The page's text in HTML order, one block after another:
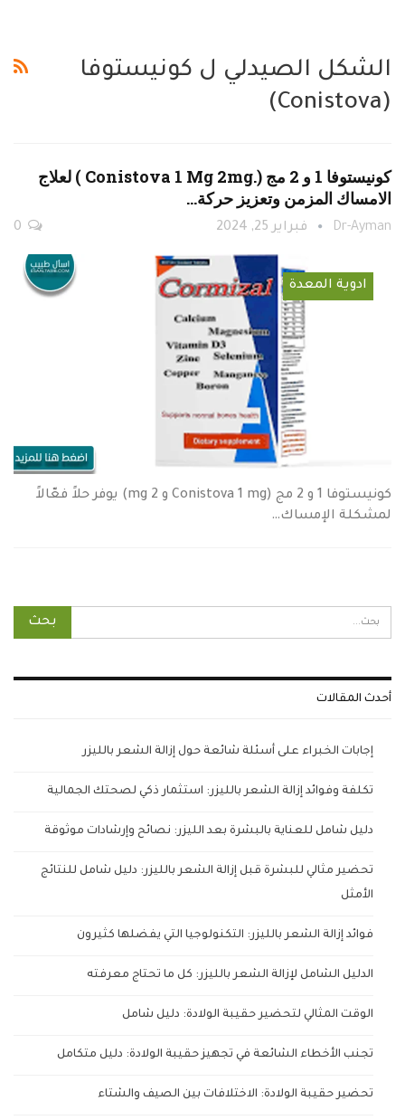
الشكل الصيدلي ل كونيستوفا
(Conistova)
كونيستوفا 1 و 2 مج (.Conistova 1 Mg 2mg ) لعلاج
الامساك المزمن وتعزيز حركة…
Dr-Ayman فبراير 25, 2024
ادوية المعدة
كونيستوفا 1 و 2 مج (Conistova 1 mg و 2 mg) يوفر حلاً فعّالاً
لمشكلة الإمساك…
أحدث المقالات
إجابات الخبراء على أسئلة شائعة حول إزالة الشعر بالليزر
تكلفة وفوائد إزالة الشعر بالليزر: استثمار ذكي لصحتك الجمالية
دليل شامل للعناية بالبشرة بعد الليزر: نصائح وإرشادات موثوقة
تحضير مثالي للبشرة قبل إزالة الشعر بالليزر: دليل شامل للنتائج
الأمثل
فوائد إزالة الشعر بالليزر: التكنولوجيا التي يفضلها كثيرون
الدليل الشامل لإزالة الشعر بالليزر: كل ما تحتاج معرفته
الوقت المثالي لتحضير حقيبة الولادة: دليل شامل
تجنب الأخطاء الشائعة في تجهيز حقيبة الولادة: دليل متكامل
تحضير حقيبة الولادة: الاختلافات بين الصيف والشتاء